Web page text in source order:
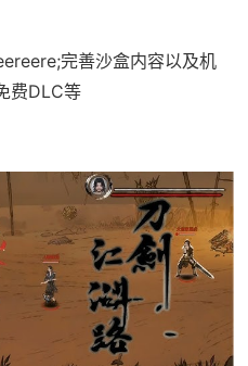
完善沙盒内容以及机
费DLC等